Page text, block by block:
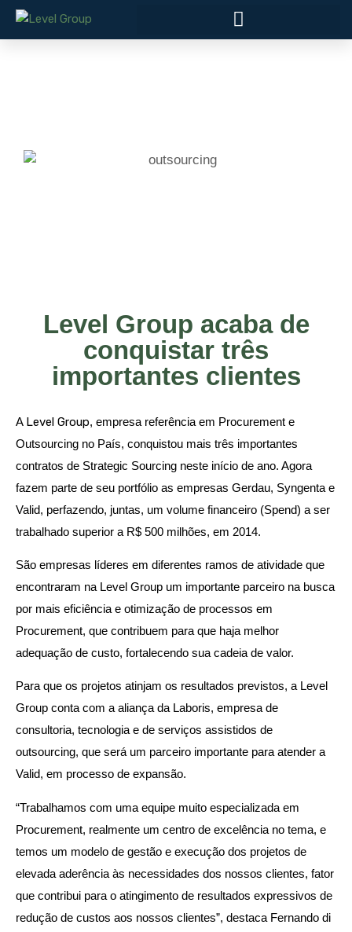
Level Group acaba de
conquistar três
importantes clientes
A Level Group, empresa referência em Procurement e
Outsourcing no País, conquistou mais três importantes
contratos de Strategic Sourcing neste início de ano. Agora
fazem parte de seu portfólio as empresas Gerdau, Syngenta e
Valid, perfazendo, juntas, um volume financeiro (Spend) a ser
trabalhado superior a R$ 500 milhões, em 2014.
São empresas líderes em diferentes ramos de atividade que
encontraram na Level Group um importante parceiro na busca
por mais eficiência e otimização de processos em
Procurement, que contribuem para que haja melhor
adequação de custo, fortalecendo sua cadeia de valor.
Para que os projetos atinjam os resultados previstos, a Level
Group conta com a aliança da Laboris, empresa de
consultoria, tecnologia e de serviços assistidos de
outsourcing, que será um parceiro importante para atender a
Valid, em processo de expansão.
“Trabalhamos com uma equipe muito especializada em
Procurement, realmente um centro de excelência no tema, e
temos um modelo de gestão e execução dos projetos de
elevada aderência às necessidades dos nossos clientes, fator
que contribui para o atingimento de resultados expressivos de
redução de custos aos nossos clientes”, destaca Fernando di